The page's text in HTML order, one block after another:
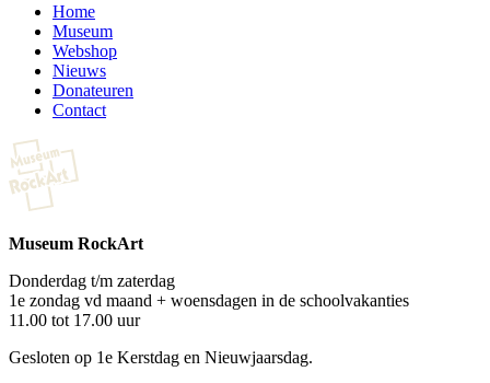
Home
Museum
Webshop
Nieuws
Donateuren
Contact
Museum RockArt
Donderdag t/m zaterdag
1e zondag vd maand + woensdagen in de schoolvakanties
11.00 tot 17.00 uur
Gesloten op 1e Kerstdag en Nieuwjaarsdag.